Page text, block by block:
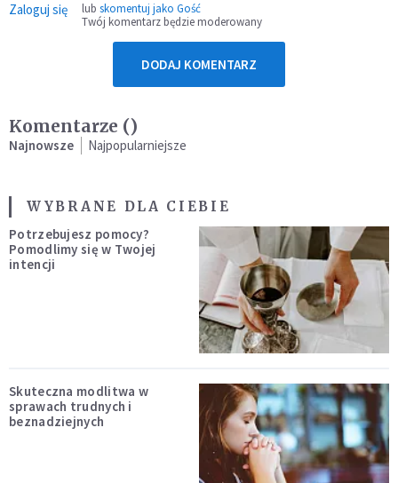
Zaloguj się lub skomentuj jako Gość
Twój komentarz będzie moderowany
DODAJ KOMENTARZ
Komentarze ()
Najnowsze Najpopularniejsze
WYBRANE DLA CIEBIE
Potrzebujesz pomocy?
Pomodlimy się w Twojej
intencji
Skuteczna modlitwa w
sprawach trudnych i
beznadziejnych